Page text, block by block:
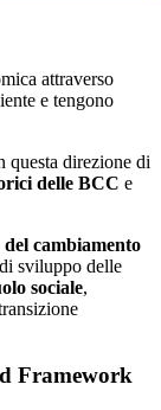
attraverso
e tengono
questa direzione di
delle BCC e
cambiamento
sviluppo delle
sociale,
Framework